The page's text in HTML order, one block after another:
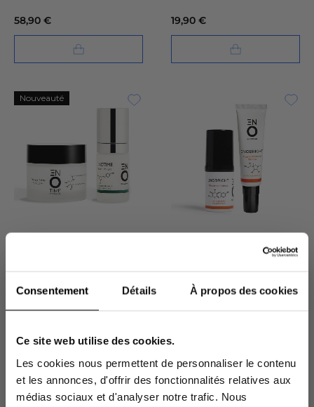
Consentement Détails À propos des cookies
Ce site web utilise des cookies.
Les cookies nous permettent de personnaliser le contenu
et les annonces, d'offrir des fonctionnalités relatives aux
médias sociaux et d'analyser notre trafic. Nous
58,90 € 19,90 €
Nouveauté
ENOTIME Rituel
Better Aging
crème visage et contour des
yeux
98,80 €
55 avis
ENOBRIGHT Duo
control SPF50+
55,80 €
-15%
En vous inscrivant à la newsletter sur votre
1ère commande sans min d'achat*